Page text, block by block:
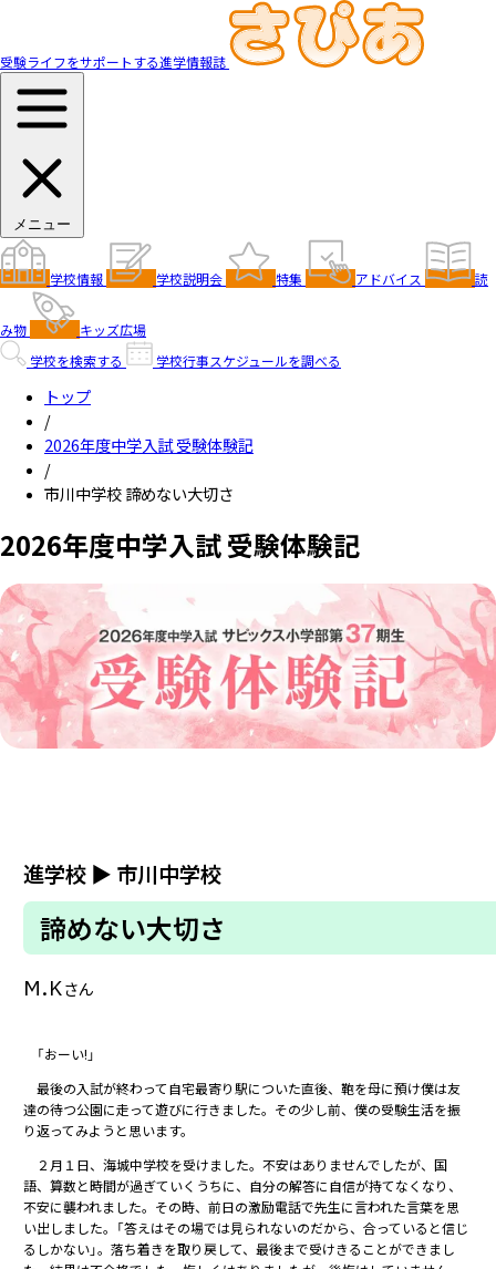
受験ライフをサポートする進学情報誌
メニュー
学校情報 学校説明会 特集 アドバイス 読
み物
キッズ広場
学校を検索する
学校行事スケジュールを調べる
トップ
/
2026年度中学入試 受験体験記
/
市川中学校 諦めない大切さ
2026年度中学入試 受験体験記
進学校 ▶ 市川中学校
諦めない大切さ
M.Kさん
「おーい!」
最後の入試が終わって自宅最寄り駅についた直後、鞄を母に預け僕は友
達の待つ公園に走って遊びに行きました。その少し前、僕の受験生活を振
り返ってみようと思います。
２月１日、海城中学校を受けました。不安はありませんでしたが、国
語、算数と時間が過ぎていくうちに、自分の解答に自信が持てなくなり、
不安に襲われました。その時、前日の激励電話で先生に言われた言葉を思
い出しました。「答えはその場では見られないのだから、合っていると信じ
るしかない」。落ち着きを取り戻して、最後まで受けきることができまし